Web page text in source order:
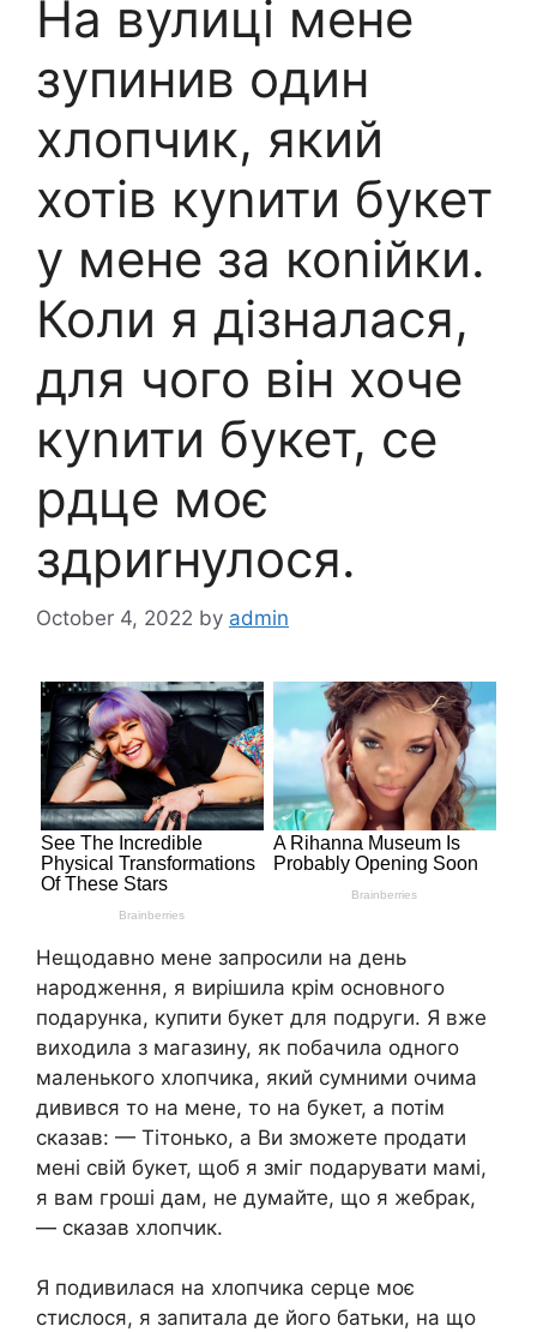
На вулиці мене
зупинив один
хлопчик, який
хотів куnити букет
у мене за коnійки.
Коли я дізналася,
для чого він хоче
куnити букет, се
рдце моє
здриrнулося.
October 4, 2022 by admin
Нещодавно мене запросили на день
народження, я вирішила крім основного
подарунка, купити букет для подруги. Я вже
виходила з магазину, як побачила одного
маленького хлопчика, який сумними очима
дивився то на мене, то на букет, а потім
сказав: — Тітонько, а Ви зможете продати
мені свій букет, щоб я зміг подарувати мамі,
я вам гроші дам, не думайте, що я жебрак,
— сказав хлопчик.
Я подивилася на хлопчика серце моє
стислося, я запитала де його батьки, на що